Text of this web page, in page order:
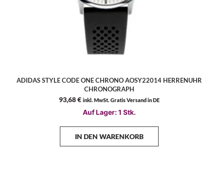
ADIDAS STYLE CODE ONE CHRONO AOSY22014 HERRENUHR
CHRONOGRAPH
93,68€ inkl. MwSt. Gratis Versand in DE
Auf Lager: 1 Stk.
IN DEN WARENKORB